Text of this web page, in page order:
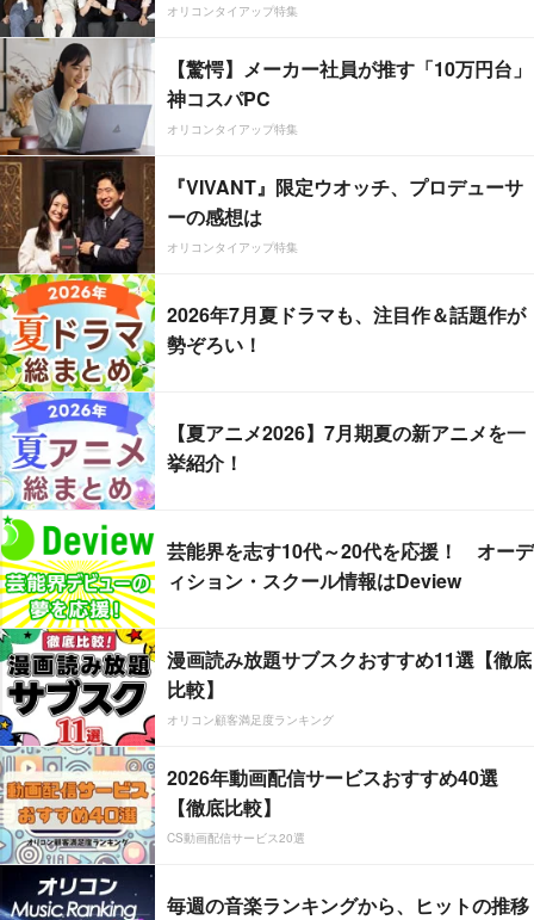
オリコンタイアップ特集
【驚愕】メーカー社員が推す「10万円台」
神コスパPC
オリコンタイアップ特集
『VIVANT』限定ウオッチ、プロデューサ
ーの感想は
オリコンタイアップ特集
2026年7月夏ドラマも、注目作＆話題作が
勢ぞろい！
【夏アニメ2026】7月期夏の新アニメを一
挙紹介！
芸能界を志す10代～20代を応援！ オーデ
ィション・スクール情報はDeview
漫画読み放題サブスクおすすめ11選【徹底
比較】
オリコン顧客満足度ランキング
2026年動画配信サービスおすすめ40選
【徹底比較】
CS動画配信サービス20選
毎週の音楽ランキングから、ヒットの推移